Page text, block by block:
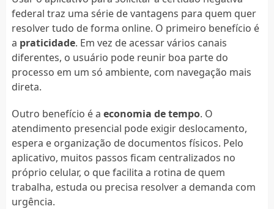
federal traz uma série de vantagens para quem quer
resolver tudo de forma online. O primeiro benefício é
a praticidade. Em vez de acessar vários canais
diferentes, o usuário pode reunir boa parte do
processo em um só ambiente, com navegação mais
direta.
Outro benefício é a economia de tempo. O
atendimento presencial pode exigir deslocamento,
espera e organização de documentos físicos. Pelo
aplicativo, muitos passos ficam centralizados no
próprio celular, o que facilita a rotina de quem
trabalha, estuda ou precisa resolver a demanda com
urgência.